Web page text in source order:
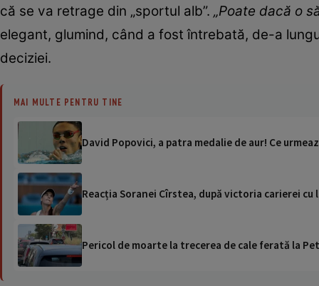
că se va retrage din „sportul alb”. „Poate dacă o
elegant, glumind, când a fost întrebată, de-a
deciziei.
MAI MULTE PENTRU TINE
David Popovici, a patra medalie de aur! Ce
Reacția Soranei Cîrstea, după victoria carierei cu
Pericol de moarte la trecerea de cale ferată la